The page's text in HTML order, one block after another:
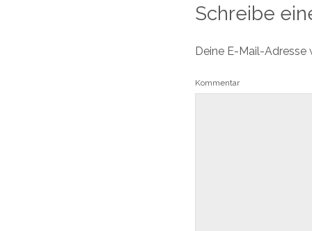
Schreibe
Deine E-Mail-
Kommentar